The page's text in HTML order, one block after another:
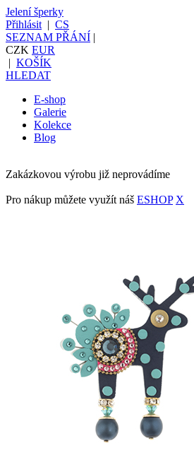
Jelení šperky
Přihlásit | CS
SEZNAM PŘÁNÍ |
CZK EUR
| KOŠÍK
HLEDAT
E-shop
Galerie
Kolekce
Blog
Zakázkovou výrobu již neprovádíme
Pro nákup můžete využít náš ESHOP X